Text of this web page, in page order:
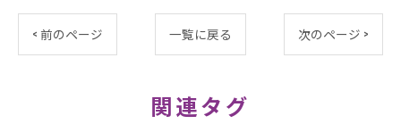
< 前のページ 一覧に戻る 次のページ >
関連タグ